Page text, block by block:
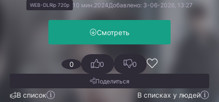
WEB-DLRip 720p 10 мин. 2024Добавлено: 3-06-2026, 13:27
Смотреть
0
В список В списках у людей
0 0
Поделиться